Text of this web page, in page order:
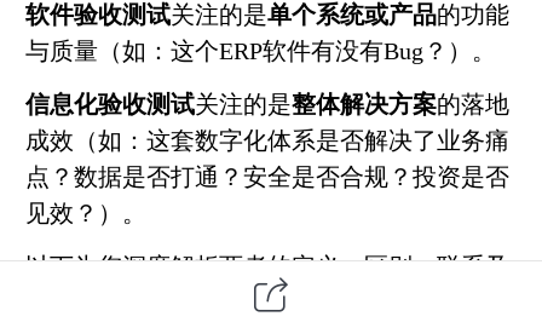
软件验收测试关注的是单个系统或产品的功能
与质量（如：这个ERP软件有没有Bug？）。
信息化验收测试关注的是整体解决方案的落地
成效（如：这套数字化体系是否解决了业务痛
点？数据是否打通？安全是否合规？投资是否
见效？）。
以下为您深度解析两者的定义、区别、联系及